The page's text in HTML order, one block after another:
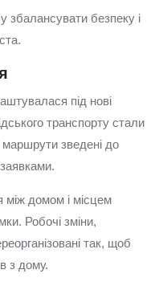
збалансувати безпеку і
під нові
транспорту стали
маршрути зведені до
домом і місцем
Робочі зміни,
так, щоб
з дому.